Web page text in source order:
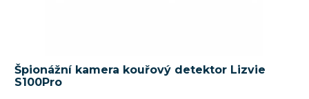
Špionážní kamera kouřový detektor Lizvie
S100Pro